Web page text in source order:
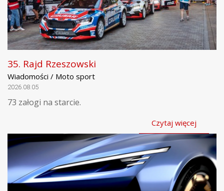
35. Rajd Rzeszowski
Wiadomości / Moto sport
2026.08.05
73 załogi na starcie.
Czytaj więcej